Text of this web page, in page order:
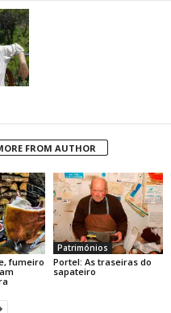
FROM AUTHOR
fumeiro
Patrimónios
Portel: As traseiras do
sapateiro